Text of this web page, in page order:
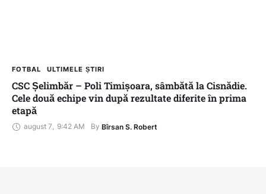
FOTBAL ULTIMELE ȘTIRI
CSC Șelimbăr – Poli Timișoara, sâmbătă la Cisnădie.
Cele două echipe vin după rezultate diferite în prima
etapă
august 7, 9:42 AM By Bîrsan S. Robert